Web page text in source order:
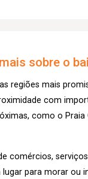
sobre o
regiões mais
com
como o Praia
comércios,
para morar ou